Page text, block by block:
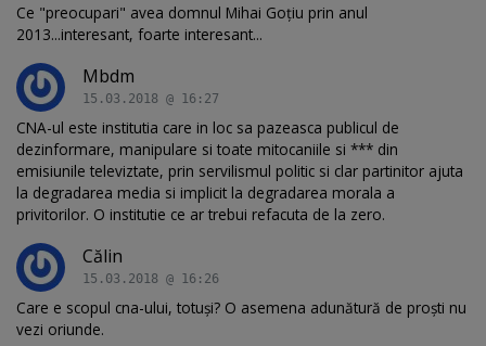
Ce "preocupari" avea domnul Mihai Goțiu prin anul
2013...interesant, foarte interesant...
Mbdm
15.03.2018 @ 16:27
CNA-ul este institutia care in loc sa pazeasca publicul de
dezinformare, manipulare si toate mitocaniile si *** din
emisiunile televiztate, prin servilismul politic si clar partinitor ajuta
la degradarea media si implicit la degradarea morala a
privitorilor. O institutie ce ar trebui refacuta de la zero.
Călin
15.03.2018 @ 16:26
Care e scopul cna-ului, totuși? O asemena adunătură de proști nu
vezi oriunde.